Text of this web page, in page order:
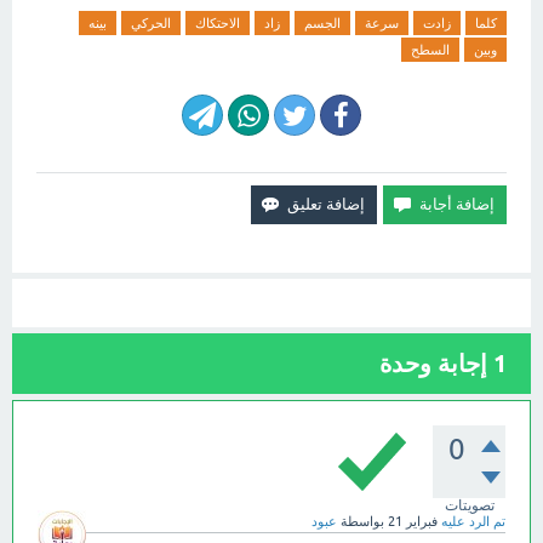
كلما زادت سرعة الجسم زاد الاحتكاك الحركي
بينه
وبين
السطح
1 إجابة وحدة
0
تصويتات
تم الرد عليه فبراير 21 بواسطة عبود